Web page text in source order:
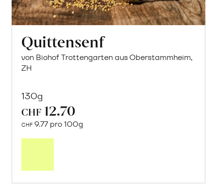
Quittensenf
von Biohof Trottengarten aus Oberstammheim,
ZH
130g
CHF 12.70
CHF 9.77 pro 100g